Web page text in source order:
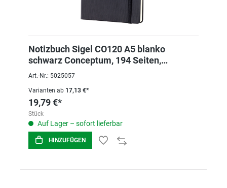
Notizbuch Sigel CO120 A5 blanko
schwarz Conceptum, 194 Seiten,
Hardcover
Art.-Nr.: 5025057
Varianten ab 17,13 €*
19,79 €*
Stück
Auf Lager – sofort lieferbar
HINZUFÜGEN